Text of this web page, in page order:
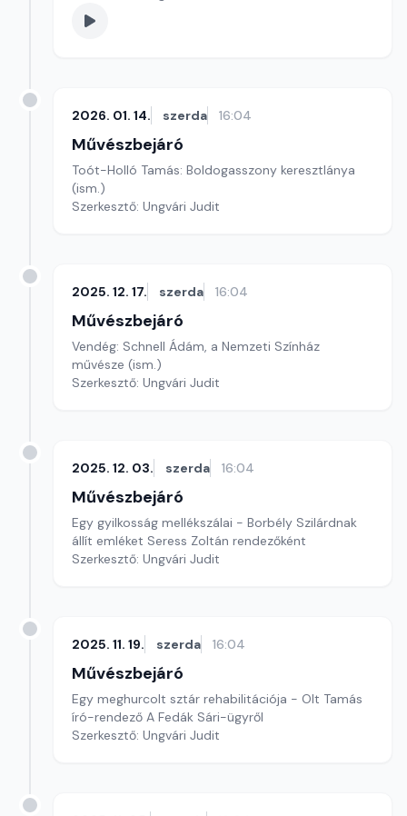
2026. 01. 14. szerda 16:04
Művészbejáró
Toót-Holló Tamás: Boldogasszony keresztlánya
(ism.)
Szerkesztő: Ungvári Judit
2025. 12. 17. szerda 16:04
Művészbejáró
Vendég: Schnell Ádám, a Nemzeti Színház
művésze (ism.)
Szerkesztő: Ungvári Judit
2025. 12. 03. szerda 16:04
Művészbejáró
Egy gyilkosság mellékszálai - Borbély Szilárdnak
állít emléket Seress Zoltán rendezőként
Szerkesztő: Ungvári Judit
2025. 11. 19. szerda 16:04
Művészbejáró
Egy meghurcolt sztár rehabilitációja - Olt Tamás
író-rendező A Fedák Sári-ügyről
Szerkesztő: Ungvári Judit